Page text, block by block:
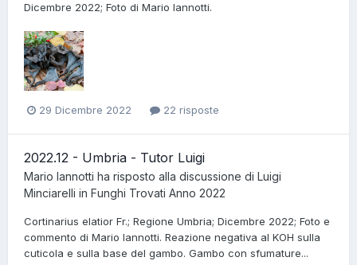
Dicembre 2022; Foto di Mario Iannotti.
29 Dicembre 2022 22 risposte
2022.12 - Umbria - Tutor Luigi
Mario Iannotti ha risposto alla discussione di Luigi
Minciarelli in Funghi Trovati Anno 2022
Cortinarius elatior Fr.; Regione Umbria; Dicembre 2022; Foto e
commento di Mario Iannotti. Reazione negativa al KOH sulla
cuticola e sulla base del gambo. Gambo con sfumature...